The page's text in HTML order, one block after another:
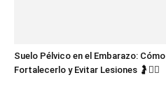
Suelo Pélvico en el Embarazo: Cómo
Fortalecerlo y Evitar Lesiones 🤰🧘‍♀️